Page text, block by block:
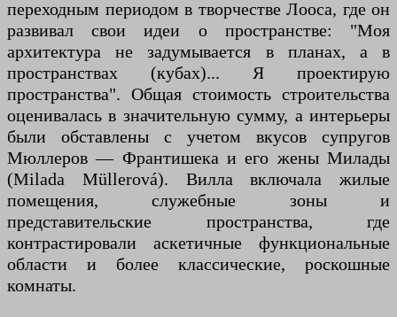
переходным периодом в творчестве Лооса, где он
развивал свои идеи о пространстве: "Моя
архитектура не задумывается в планах, а в
пространствах (кубах)... Я проектирую
пространства". Общая стоимость строительства
оценивалась в значительную сумму, а интерьеры
были обставлены с учетом вкусов супругов
Мюллеров — Франтишека и его жены Милады
(Milada Müllerová). Вилла включала жилые
помещения, служебные зоны и
представительские пространства, где
контрастировали аскетичные функциональные
области и более классические, роскошные
комнаты.